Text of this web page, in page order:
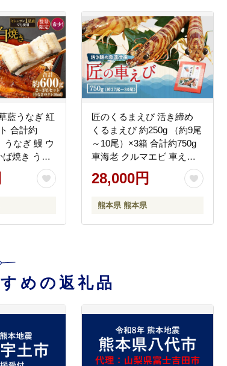
藍うなぎ 紅
合計約
うなぎ 鰻 ウ
焼き うな
匠のくるまえび 活き締め
くるまえび 約250g （約9尾
～10尾）×3箱 合計約750g
車海老 クルマエビ 車えび
車エビ 海老 エビ えび 魚介
魚貝類 熊本県産 国産 冷凍
28,000円
熊本県 熊本県
めの返礼品